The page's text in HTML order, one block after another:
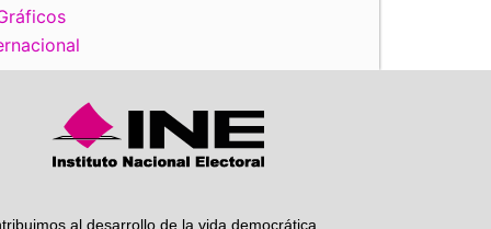
al desarrollo de la vida democrática